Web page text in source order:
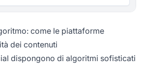
come le piattaforme
dei contenuti
dispongono di algoritmi sofisticati